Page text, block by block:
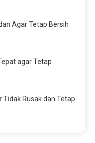
Agar Tetap Bersih
agar Tetap
Rusak dan Tetap